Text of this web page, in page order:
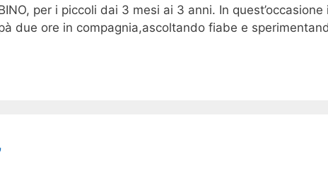
per i piccoli dai 3 mesi ai 3 anni. In
due ore in compagnia,ascoltando fiabe e